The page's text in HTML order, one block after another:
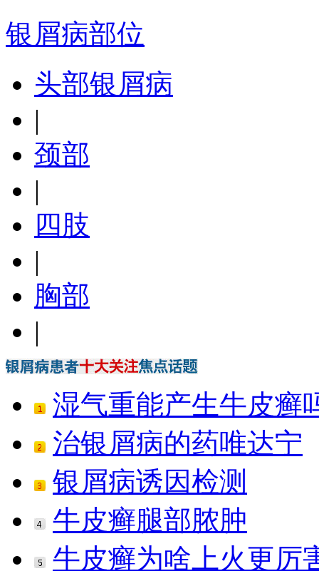
银屑病部位
头部银屑病
|
颈部
|
四肢
|
胸部
|
湿气重能产生牛皮癣
治银屑病的药唯达宁
银屑病诱因检测
牛皮癣腿部脓肿
牛皮癣为啥上火更厉